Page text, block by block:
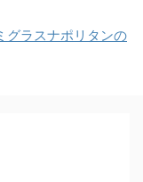
グラスナポリタンの